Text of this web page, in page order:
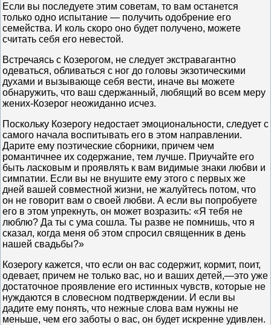
Если вы последуете этим советам, то вам останется
только одно испытание — получить одобрение его
семейства. И коль скоро оно будет получено, можете
считать себя его невестой.
Встречаясь с Козерогом, не следует экстравагантно
одеваться, обливаться с ног до головы экзотическими
духами и вызывающе себя вести, иначе вы можете
обнаружить, что ваш сдержанный, любящий во всем меру
жених-Козерог неожиданно исчез.
Поскольку Козерогу недостает эмоциональности, следует с
самого начала воспитывать его в этом направлении.
Дарите ему поэтические сборники, причем чем
романтичнее их содержание, тем лучше. Приучайте его
быть ласковым и проявлять к вам видимые знаки любви и
симпатии. Если вы не внушите ему этого с первых же
дней вашей совместной жизни, не жалуйтесь потом, что
он не говорит вам о своей любви. А если вы попробуете
его в этом упрекнуть, он может возразить: «Я тебя не
люблю? Да ты с ума сошла. Ты разве не помнишь, что я
сказал, когда меня об этом спросил священник в день
нашей свадьбы?»
Козерогу кажется, что если он вас содержит, кормит, поит,
одевает, причем не только вас, но и ваших детей,—это уже
достаточное проявление его истинных чувств, которые не
нуждаются в словесном подтверждении. И если вы
дадите ему понять, что нежные слова вам нужны не
меньше, чем его заботы о вас, он будет искренне удивлен.